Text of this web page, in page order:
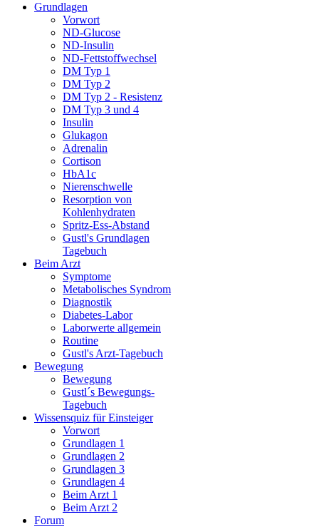
Grundlagen
Vorwort
ND-Glucose
ND-Insulin
ND-Fettstoffwechsel
DM Typ 1
DM Typ 2
DM Typ 2 - Resistenz
DM Typ 3 und 4
Insulin
Glukagon
Adrenalin
Cortison
HbA1c
Nierenschwelle
Resorption von
Kohlenhydraten
Spritz-Ess-Abstand
Gustl's Grundlagen
Tagebuch
Beim Arzt
Symptome
Metabolisches Syndrom
Diagnostik
Diabetes-Labor
Laborwerte allgemein
Routine
Gustl's Arzt-Tagebuch
Bewegung
Bewegung
Gustl´s Bewegungs-
Tagebuch
Wissensquiz für Einsteiger
Vorwort
Grundlagen 1
Grundlagen 2
Grundlagen 3
Grundlagen 4
Beim Arzt 1
Beim Arzt 2
Forum